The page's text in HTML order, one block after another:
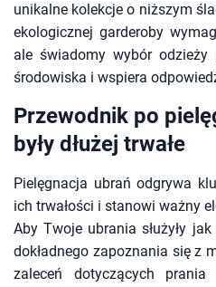
unikalne kolekcje o niższym
ekologicznej garderoby
ale świadomy wybór
środowiska i wspiera
Przewodnik po
były dłużej trwałe
Pielęgnacja ubrań odgrywa
ich trwałości i stanowi ważny
Aby Twoje ubrania służyły
dokładnego zapoznania się z
zaleceń dotyczących